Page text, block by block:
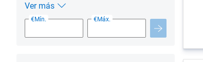
Ver más
Precio€Mín. €Máx.